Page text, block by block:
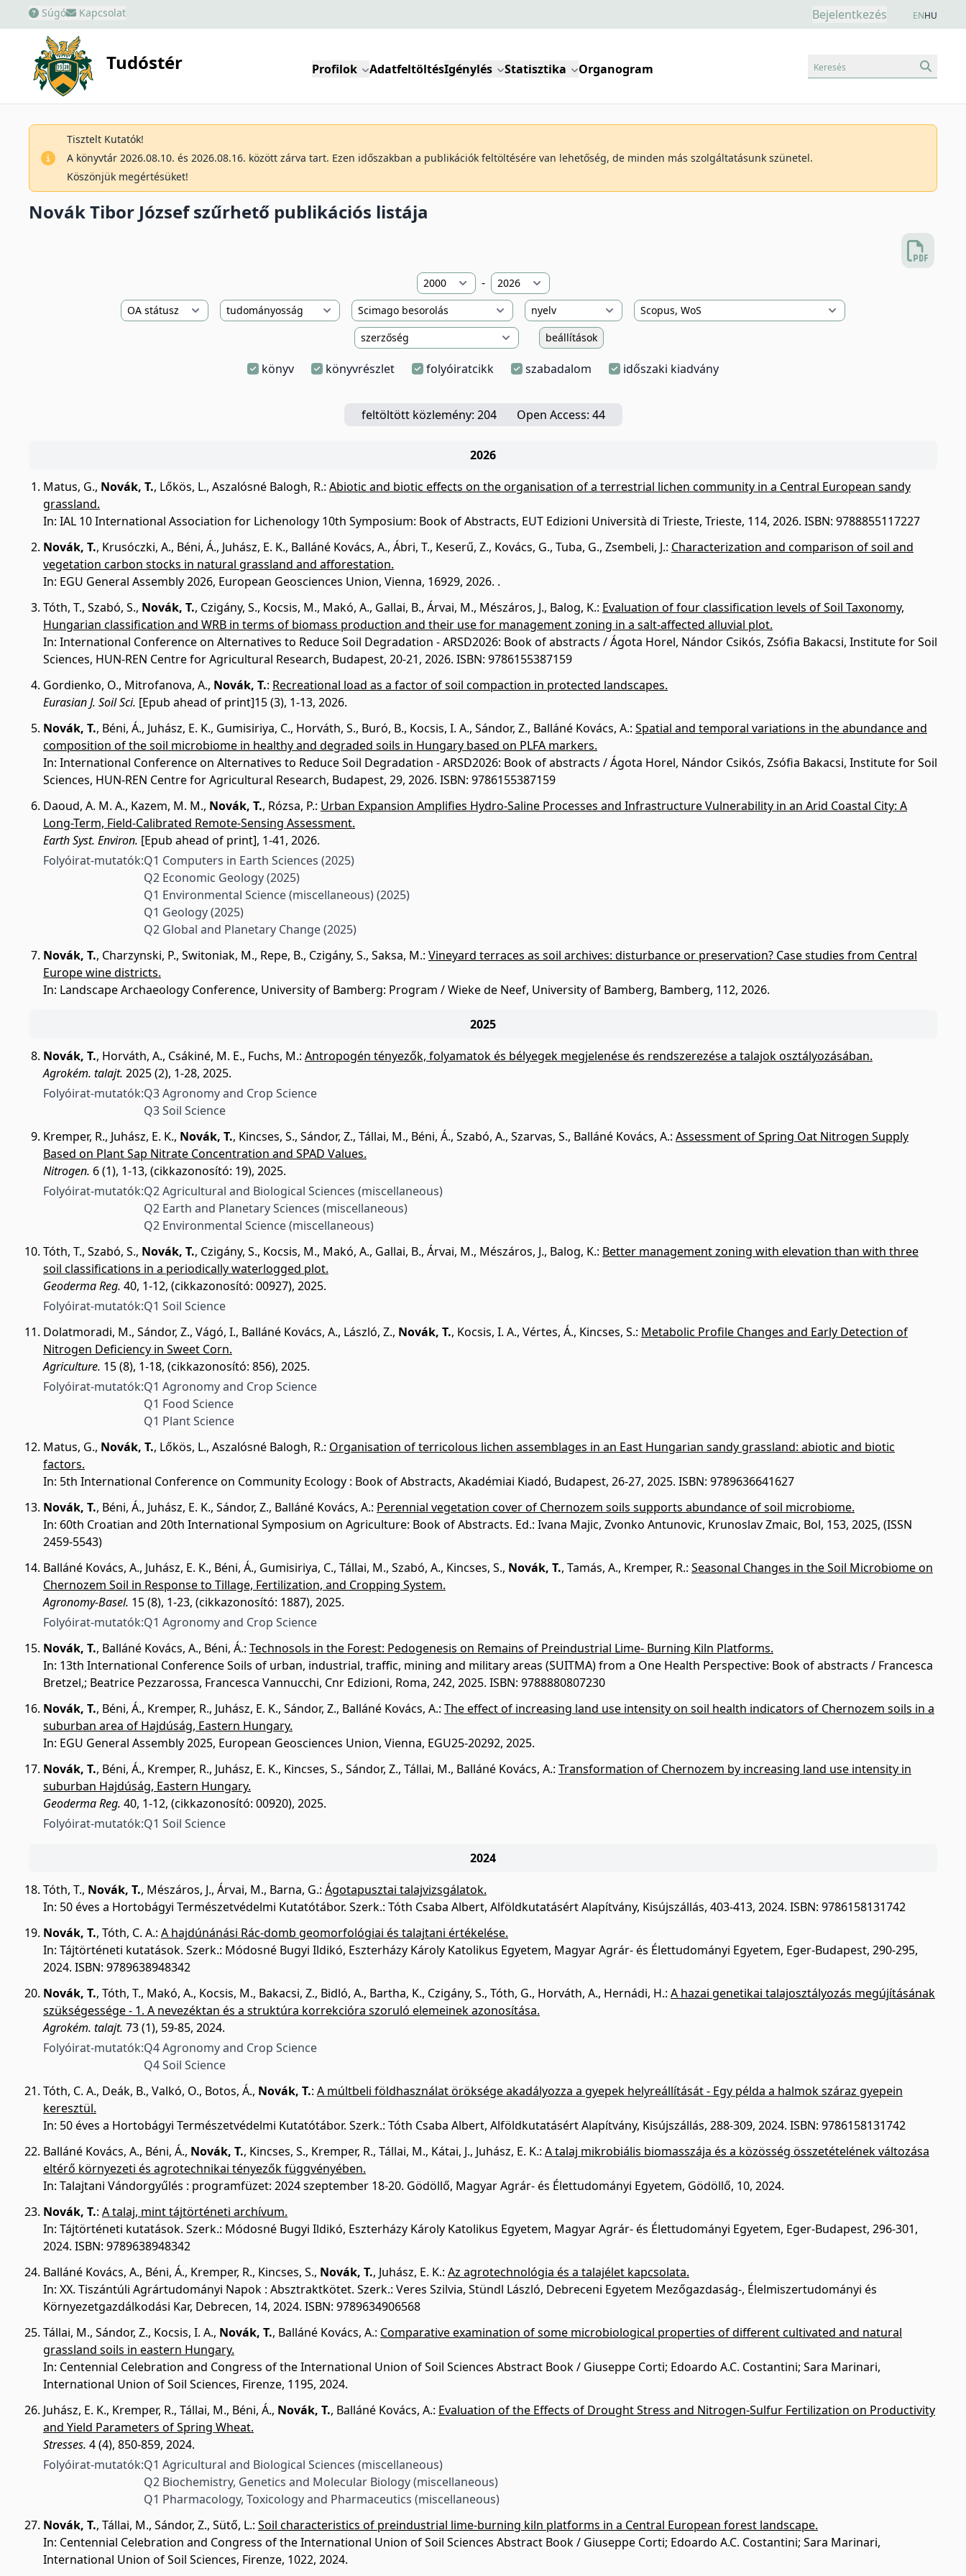
Súgó Kapcsolat Bejelentkezés ENHU
Tudóstér Profilok AdatfeltöltésIgénylés Statisztika Organogram Keresés
Tisztelt Kutatók!
A könyvtár 2026.08.10. és 2026.08.16. között zárva tart. Ezen időszakban a publikációk feltöltésére van lehetőség, de minden más szolgáltatásunk szünetel.
Köszönjük megértésüket!
Novák Tibor József szűrhető publikációs listája
-
beállítások
könyv könyvrészlet folyóiratcikk szabadalom időszaki kiadvány
feltöltött közlemény: 204 Open Access: 44
2026
Matus, G., Novák, T., Lőkös, L., Aszalósné Balogh, R.: Abiotic and biotic effects on the organisation of a terrestrial lichen community in a Central European sandy
grassland.
In: IAL 10 International Association for Lichenology 10th Symposium: Book of Abstracts, EUT Edizioni Università di Trieste, Trieste, 114, 2026. ISBN: 9788855117227
Novák, T., Krusóczki, A., Béni, Á., Juhász, E. K., Balláné Kovács, A., Ábri, T., Keserű, Z., Kovács, G., Tuba, G., Zsembeli, J.: Characterization and comparison of soil and
vegetation carbon stocks in natural grassland and afforestation.
In: EGU General Assembly 2026, European Geosciences Union, Vienna, 16929, 2026. .
Tóth, T., Szabó, S., Novák, T., Czigány, S., Kocsis, M., Makó, A., Gallai, B., Árvai, M., Mészáros, J., Balog, K.: Evaluation of four classification levels of Soil Taxonomy,
Hungarian classification and WRB in terms of biomass production and their use for management zoning in a salt-affected alluvial plot.
In: International Conference on Alternatives to Reduce Soil Degradation - ARSD2026: Book of abstracts / Ágota Horel, Nándor Csikós, Zsófia Bakacsi, Institute for Soil
Sciences, HUN-REN Centre for Agricultural Research, Budapest, 20-21, 2026. ISBN: 9786155387159
Gordienko, O., Mitrofanova, A., Novák, T.: Recreational load as a factor of soil compaction in protected landscapes.
Eurasian J. Soil Sci. [Epub ahead of print]15 (3), 1-13, 2026.
Novák, T., Béni, Á., Juhász, E. K., Gumisiriya, C., Horváth, S., Buró, B., Kocsis, I. A., Sándor, Z., Balláné Kovács, A.: Spatial and temporal variations in the abundance and
composition of the soil microbiome in healthy and degraded soils in Hungary based on PLFA markers.
In: International Conference on Alternatives to Reduce Soil Degradation - ARSD2026: Book of abstracts / Ágota Horel, Nándor Csikós, Zsófia Bakacsi, Institute for Soil
Sciences, HUN-REN Centre for Agricultural Research, Budapest, 29, 2026. ISBN: 9786155387159
Daoud, A. M. A., Kazem, M. M., Novák, T., Rózsa, P.: Urban Expansion Amplifies Hydro-Saline Processes and Infrastructure Vulnerability in an Arid Coastal City: A
Long-Term, Field-Calibrated Remote-Sensing Assessment.
Earth Syst. Environ. [Epub ahead of print], 1-41, 2026.
Folyóirat-mutatók:Q1 Computers in Earth Sciences (2025)
Q2 Economic Geology(2025)
Q1 Environmental Science (miscellaneous)(2025)
Q1 Geology(2025)
Q2 Global and Planetary Change(2025)
Novák, T., Charzynski, P., Switoniak, M., Repe, B., Czigány, S., Saksa, M.: Vineyard terraces as soil archives: disturbance or preservation? Case studies from Central
Europe wine districts.
In: Landscape Archaeology Conference, University of Bamberg: Program / Wieke de Neef, University of Bamberg, Bamberg, 112, 2026.
2025
Novák, T., Horváth, A., Csákiné, M. E., Fuchs, M.: Antropogén tényezők, folyamatok és bélyegek megjelenése és rendszerezése a talajok osztályozásában.
Agrokém. talajt. 2025 (2), 1-28, 2025.
Folyóirat-mutatók:Q3 Agronomy and Crop Science
Q3 Soil Science
Kremper, R., Juhász, E. K., Novák, T., Kincses, S., Sándor, Z., Tállai, M., Béni, Á., Szabó, A., Szarvas, S., Balláné Kovács, A.: Assessment of Spring Oat Nitrogen Supply
Based on Plant Sap Nitrate Concentration and SPAD Values.
Nitrogen. 6 (1), 1-13, (cikkazonosító: 19), 2025.
Folyóirat-mutatók:Q2 Agricultural and Biological Sciences (miscellaneous)
Q2 Earth and Planetary Sciences (miscellaneous)
Q2 Environmental Science (miscellaneous)
Tóth, T., Szabó, S., Novák, T., Czigány, S., Kocsis, M., Makó, A., Gallai, B., Árvai, M., Mészáros, J., Balog, K.: Better management zoning with elevation than with three
soil classifications in a periodically waterlogged plot.
Geoderma Reg. 40, 1-12, (cikkazonosító: 00927), 2025.
Folyóirat-mutatók:Q1 Soil Science
Dolatmoradi, M., Sándor, Z., Vágó, I., Balláné Kovács, A., László, Z., Novák, T., Kocsis, I. A., Vértes, Á., Kincses, S.: Metabolic Profile Changes and Early Detection of
Nitrogen Deficiency in Sweet Corn.
Agriculture. 15 (8), 1-18, (cikkazonosító: 856), 2025.
Folyóirat-mutatók:Q1 Agronomy and Crop Science
Q1 Food Science
Q1 Plant Science
Matus, G., Novák, T., Lőkös, L., Aszalósné Balogh, R.: Organisation of terricolous lichen assemblages in an East Hungarian sandy grassland: abiotic and biotic
factors.
In: 5th International Conference on Community Ecology : Book of Abstracts, Akadémiai Kiadó, Budapest, 26-27, 2025. ISBN: 9789636641627
Novák, T., Béni, Á., Juhász, E. K., Sándor, Z., Balláné Kovács, A.: Perennial vegetation cover of Chernozem soils supports abundance of soil microbiome.
In: 60th Croatian and 20th International Symposium on Agriculture: Book of Abstracts. Ed.: Ivana Majic, Zvonko Antunovic, Krunoslav Zmaic, Bol, 153, 2025, (ISSN
2459-5543)
Balláné Kovács, A., Juhász, E. K., Béni, Á., Gumisiriya, C., Tállai, M., Szabó, A., Kincses, S., Novák, T., Tamás, A., Kremper, R.: Seasonal Changes in the Soil Microbiome on
Chernozem Soil in Response to Tillage, Fertilization, and Cropping System.
Agronomy-Basel. 15 (8), 1-23, (cikkazonosító: 1887), 2025.
Folyóirat-mutatók:Q1 Agronomy and Crop Science
Novák, T., Balláné Kovács, A., Béni, Á.: Technosols in the Forest: Pedogenesis on Remains of Preindustrial Lime- Burning Kiln Platforms.
In: 13th International Conference Soils of urban, industrial, traffic, mining and military areas (SUITMA) from a One Health Perspective: Book of abstracts / Francesca
Bretzel,; Beatrice Pezzarossa, Francesca Vannucchi, Cnr Edizioni, Roma, 242, 2025. ISBN: 9788880807230
Novák, T., Béni, Á., Kremper, R., Juhász, E. K., Sándor, Z., Balláné Kovács, A.: The effect of increasing land use intensity on soil health indicators of Chernozem soils in a
suburban area of Hajdúság, Eastern Hungary.
In: EGU General Assembly 2025, European Geosciences Union, Vienna, EGU25-20292, 2025.
Novák, T., Béni, Á., Kremper, R., Juhász, E. K., Kincses, S., Sándor, Z., Tállai, M., Balláné Kovács, A.: Transformation of Chernozem by increasing land use intensity in
suburban Hajdúság, Eastern Hungary.
Geoderma Reg. 40, 1-12, (cikkazonosító: 00920), 2025.
Folyóirat-mutatók:Q1 Soil Science
2024
Tóth, T., Novák, T., Mészáros, J., Árvai, M., Barna, G.: Ágotapusztai talajvizsgálatok.
In: 50 éves a Hortobágyi Természetvédelmi Kutatótábor. Szerk.: Tóth Csaba Albert, Alföldkutatásért Alapítvány, Kisújszállás, 403-413, 2024. ISBN: 9786158131742
Novák, T., Tóth, C. A.: A hajdúnánási Rác-domb geomorfológiai és talajtani értékelése.
In: Tájtörténeti kutatások. Szerk.: Módosné Bugyi Ildikó, Eszterházy Károly Katolikus Egyetem, Magyar Agrár- és Élettudományi Egyetem, Eger-Budapest, 290-295,
2024. ISBN: 9789638948342
Novák, T., Tóth, T., Makó, A., Kocsis, M., Bakacsi, Z., Bidló, A., Bartha, K., Czigány, S., Tóth, G., Horváth, A., Hernádi, H.: A hazai genetikai talajosztályozás megújításának
szükségessége - 1. A nevezéktan és a struktúra korrekcióra szoruló elemeinek azonosítása.
Agrokém. talajt. 73 (1), 59-85, 2024.
Folyóirat-mutatók:Q4 Agronomy and Crop Science
Q4 Soil Science
Tóth, C. A., Deák, B., Valkó, O., Botos, Á., Novák, T.: A múltbeli földhasználat öröksége akadályozza a gyepek helyreállítását - Egy példa a halmok száraz gyepein
keresztül.
In: 50 éves a Hortobágyi Természetvédelmi Kutatótábor. Szerk.: Tóth Csaba Albert, Alföldkutatásért Alapítvány, Kisújszállás, 288-309, 2024. ISBN: 9786158131742
Balláné Kovács, A., Béni, Á., Novák, T., Kincses, S., Kremper, R., Tállai, M., Kátai, J., Juhász, E. K.: A talaj mikrobiális biomasszája és a közösség összetételének változása
eltérő környezeti és agrotechnikai tényezők függvényében.
In: Talajtani Vándorgyűlés : programfüzet: 2024 szeptember 18-20. Gödöllő, Magyar Agrár- és Élettudományi Egyetem, Gödöllő, 10, 2024.
Novák, T.: A talaj, mint tájtörténeti archívum.
In: Tájtörténeti kutatások. Szerk.: Módosné Bugyi Ildikó, Eszterházy Károly Katolikus Egyetem, Magyar Agrár- és Élettudományi Egyetem, Eger-Budapest, 296-301,
2024. ISBN: 9789638948342
Balláné Kovács, A., Béni, Á., Kremper, R., Kincses, S., Novák, T., Juhász, E. K.: Az agrotechnológia és a talajélet kapcsolata.
In: XX. Tiszántúli Agrártudományi Napok : Absztraktkötet. Szerk.: Veres Szilvia, Stündl László, Debreceni Egyetem Mezőgazdaság-, Élelmiszertudományi és
Környezetgazdálkodási Kar, Debrecen, 14, 2024. ISBN: 9789634906568
Tállai, M., Sándor, Z., Kocsis, I. A., Novák, T., Balláné Kovács, A.: Comparative examination of some microbiological properties of different cultivated and natural
grassland soils in eastern Hungary.
In: Centennial Celebration and Congress of the International Union of Soil Sciences Abstract Book / Giuseppe Corti; Edoardo A.C. Costantini; Sara Marinari,
International Union of Soil Sciences, Firenze, 1195, 2024.
Juhász, E. K., Kremper, R., Tállai, M., Béni, Á., Novák, T., Balláné Kovács, A.: Evaluation of the Effects of Drought Stress and Nitrogen-Sulfur Fertilization on Productivity
and Yield Parameters of Spring Wheat.
Stresses. 4 (4), 850-859, 2024.
Folyóirat-mutatók:Q1 Agricultural and Biological Sciences (miscellaneous)
Q2 Biochemistry, Genetics and Molecular Biology (miscellaneous)
Q1 Pharmacology, Toxicology and Pharmaceutics (miscellaneous)
Novák, T., Tállai, M., Sándor, Z., Sütő, L.: Soil characteristics of preindustrial lime-burning kiln platforms in a Central European forest landscape.
In: Centennial Celebration and Congress of the International Union of Soil Sciences Abstract Book / Giuseppe Corti; Edoardo A.C. Costantini; Sara Marinari,
International Union of Soil Sciences, Firenze, 1022, 2024.